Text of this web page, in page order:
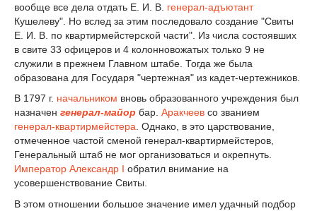
вообще все дела отдать Е. И. В. генерал-адъютант
Кушелеву". Но вслед за этим последовало создание "Свиты
Е. И. В. по квартирмейстерской части". Из числа состоявших
в свите 33 офицеров и 4 колонновожатых только 9 не
служили в прежнем Главном штабе. Тогда же была
образована для Государя "чертежная" из кадет-чертежников.
В 1797 г. начальником вновь образованного учреждения был
назначен генерал-майор бар. Аракчеев со званием
генерал-квартирмейстера. Однако, в это царствование,
отмеченное частой сменой генерал-квартирмейстеров,
Генеральный штаб не мог организоваться и окрепнуть.
Император Александр I обратил внимание на
усовершенствование Свиты.
В этом отношении большое значение имел удачный подбор